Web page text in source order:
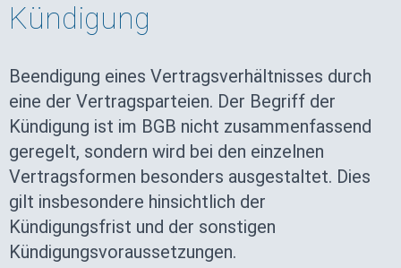
Kündigung
Beendigung eines Vertragsverhältnisses durch
eine der Vertragsparteien. Der Begriff der
Kündigung ist im BGB nicht zusammenfassend
geregelt, sondern wird bei den einzelnen
Vertragsformen besonders ausgestaltet. Dies
gilt insbesondere hinsichtlich der
Kündigungsfrist und der sonstigen
Kündigungsvoraussetzungen.